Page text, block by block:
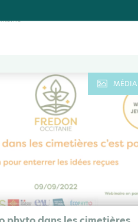
MÉDIA